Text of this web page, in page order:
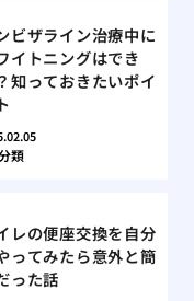
ビザライン治療中に
イトニングはでき
知っておきたいポイ
類
レの便座交換を自分
ってみたら意外と簡
った話